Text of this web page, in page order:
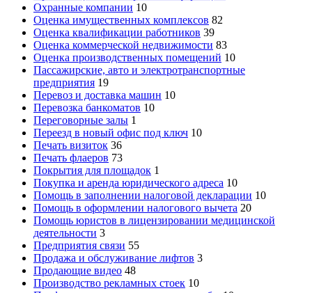
Охранные компании 10
Оценка имущественных комплексов 82
Оценка квалификации работников 39
Оценка коммерческой недвижимости 83
Оценка производственных помещений 10
Пассажирские, авто и электротранспортные
предприятия 19
Перевоз и доставка машин 10
Перевозка банкоматов 10
Переговорные залы 1
Переезд в новый офис под ключ 10
Печать визиток 36
Печать флаеров 73
Покрытия для площадок 1
Покупка и аренда юридического адреса 10
Помощь в заполнении налоговой декларации 10
Помощь в оформлении налогового вычета 20
Помощь юристов в лицензировании медицинской
деятельности 3
Предприятия связи 55
Продажа и обслуживание лифтов 3
Продающие видео 48
Производство рекламных стоек 10